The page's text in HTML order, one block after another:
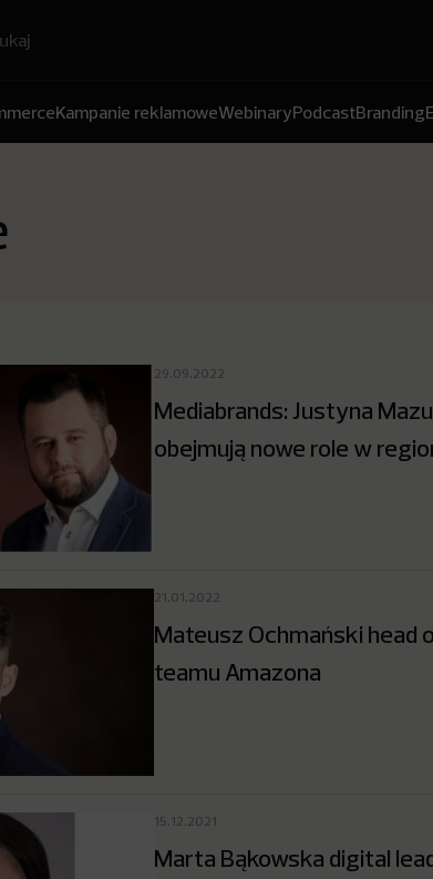
Kampanie reklamoweWebinaryPodcastBranding
29.09.2022
Mediabrands: Justyna
obejmują nowe role w
21.01.2022
Mateusz Ochmański head
teamu Amazona
15.12.2021
Marta Bąkowska digital